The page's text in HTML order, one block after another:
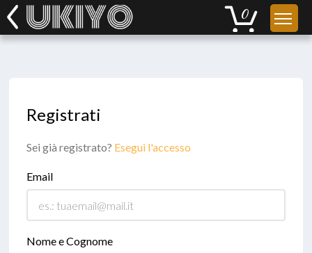
Registrati
Sei già registrato? Esegui l'accesso
Email
Nome e Cognome